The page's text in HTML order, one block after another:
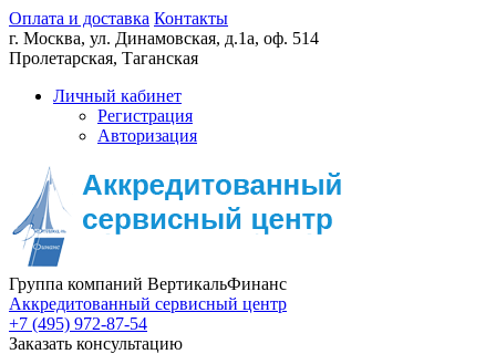
Оплата и доставка Контакты
г. Москва, ул. Динамовская, д.1а, оф. 514
Пролетарская, Таганская
Личный кабинет
Регистрация
Авторизация
Группа компаний ВертикальФинанс
Аккредитованный сервисный центр
+7 (495) 972-87-54
Заказать консультацию